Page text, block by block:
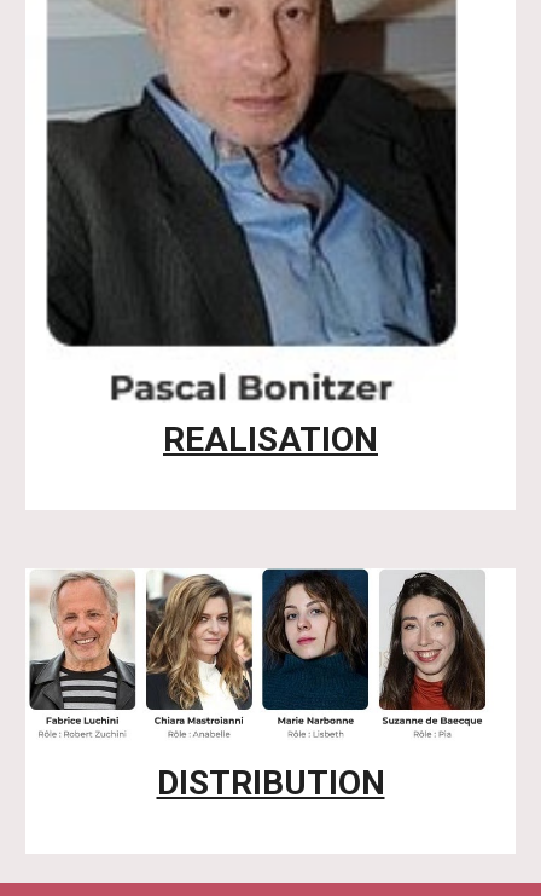
REALISATION
DISTRIBUTION